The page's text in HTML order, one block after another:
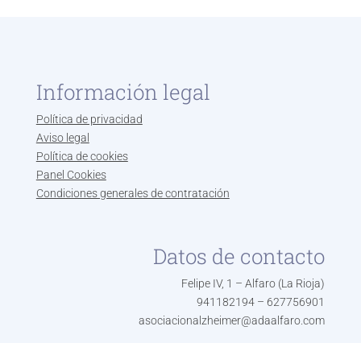
Información legal
Política de privacidad
Aviso legal
Política de cookies
Panel Cookies
Condiciones generales de contratación
Datos de contacto
Felipe IV, 1 – Alfaro (La Rioja)
941182194 – 627756901
asociacionalzheimer@adaalfaro.com